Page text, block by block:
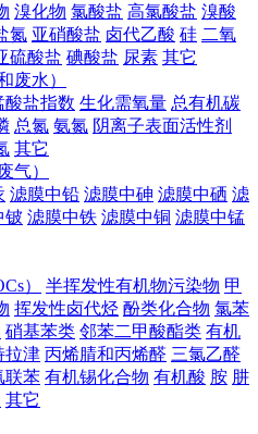
溴化物 氯酸盐 高氯酸盐 溴酸
氮 亚硝酸盐 卤代乙酸 硅 二氧
硫酸盐 碘酸盐 尿素 其它
废水）
酸盐指数 生化需氧量 总有机碳
总氮 氨氮 阴离子表面活性剂
其它
气）
滤膜中铅 滤膜中砷 滤膜中硒 滤
铍 滤膜中铁 滤膜中铜 滤膜中锰
）
半挥发性有机物污染物 甲
挥发性卤代烃 酚类化合物 氯苯
硝基苯类 邻苯二甲酸酯类 有机
拉津 丙烯腈和丙烯醛 三氯乙醛
联苯 有机锡化合物 有机酸 胺 肼
其它